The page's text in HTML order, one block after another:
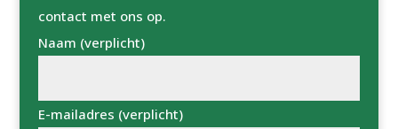
contact met ons op.
Naam (verplicht)
E-mailadres (verplicht)